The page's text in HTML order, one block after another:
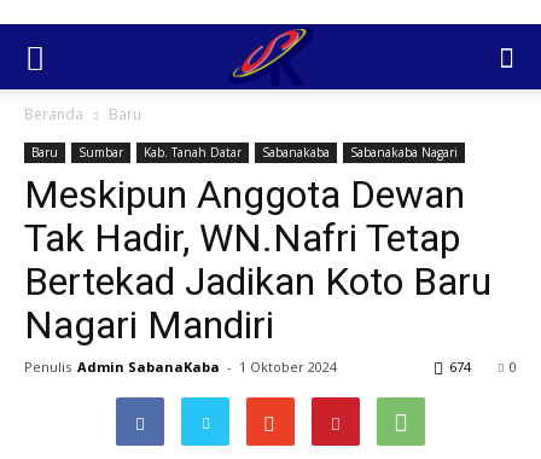
Beranda Baru
Baru Sumbar Kab. Tanah Datar Sabanakaba Sabanakaba Nagari
Meskipun Anggota Dewan
Tak Hadir, WN.Nafri Tetap
Bertekad Jadikan Koto Baru
Nagari Mandiri
Penulis Admin SabanaKaba - 1 Oktober 2024 0
674